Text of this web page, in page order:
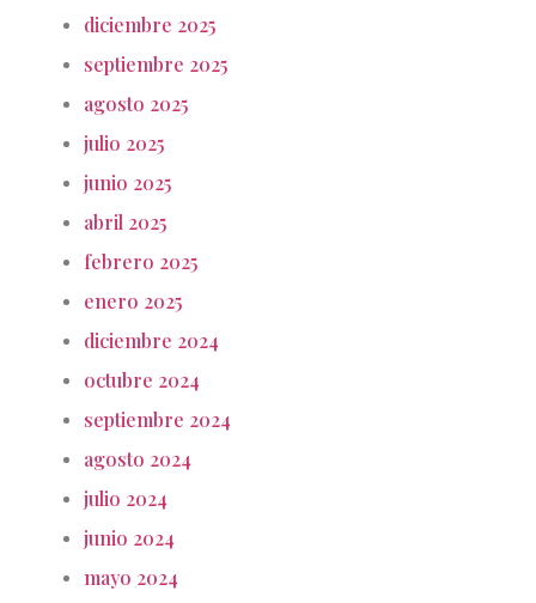
diciembre 2025
septiembre 2025
agosto 2025
julio 2025
junio 2025
abril 2025
febrero 2025
enero 2025
diciembre 2024
octubre 2024
septiembre 2024
agosto 2024
julio 2024
junio 2024
mayo 2024